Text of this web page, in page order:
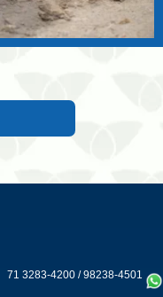
71 3283-4200 /98238-4501